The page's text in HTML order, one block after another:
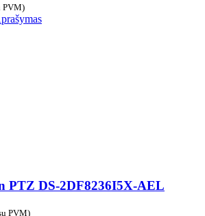
PVM)
PTZ DS-2DF8236I5X-AEL
PVM)